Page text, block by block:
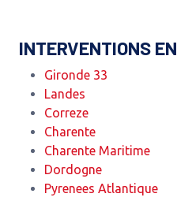
INTERVENTIONS EN
Gironde 33
Landes
Correze
Charente
Charente Maritime
Dordogne
Pyrenees Atlantique